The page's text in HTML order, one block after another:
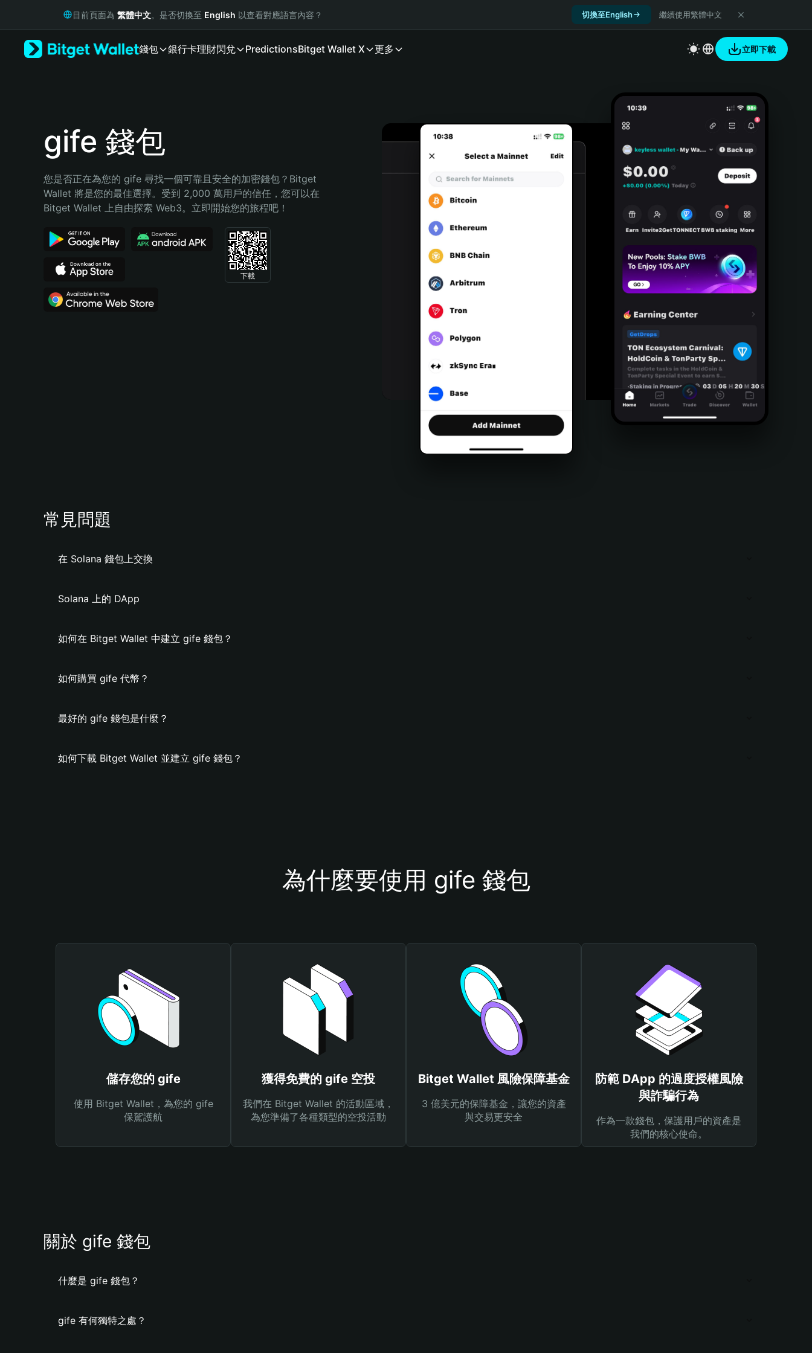
Русский
Bahasa Indonesia
Español (Argentina)
目前頁面為 繁體中文。是否切換至 English 以查看對應語言內容？ 切換至English 繼續使用繁體中文
錢包 銀行卡理財閃兌 PredictionsBitget Wallet X 更多 立即下載
gife 錢包
您是否正在為您的 gife 尋找一個可靠且安全的加密錢包？Bitget
Wallet 將是您的最佳選擇。受到 2,000 萬用戶的信任，您可以在
Bitget Wallet 上自由探索 Web3。立即開始您的旅程吧！
下載
常見問題
在 Solana 錢包上交換
Solana 上的 DApp
如何在 Bitget Wallet 中建立 gife 錢包？
如何購買 gife 代幣？
最好的 gife 錢包是什麼？
如何下載 Bitget Wallet 並建立 gife 錢包？
為什麼要使用 gife 錢包
儲存您的 gife
使用 Bitget Wallet，為您的 gife
保駕護航
獲得免費的 gife 空投
我們在 Bitget Wallet 的活動區域，
為您準備了各種類型的空投活動
Bitget Wallet 風險保障基金
3 億美元的保障基金，讓您的資產
與交易更安全
防範 DApp 的過度授權風險
與詐騙行為
作為一款錢包，保護用戶的資產是
我們的核心使命。
關於 gife 錢包
什麼是 gife 錢包？
gife 有何獨特之處？